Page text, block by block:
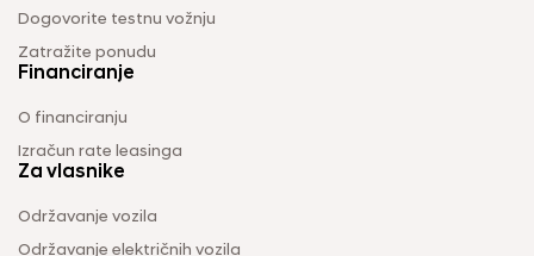
Dogovorite testnu vožnju
Zatražite ponudu
Financiranje
O financiranju
Izračun rate leasinga
Za vlasnike
Održavanje vozila
Održavanje električnih vozila